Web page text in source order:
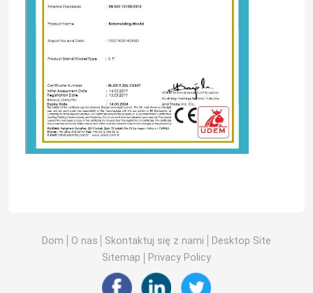
Dom O nas Skontaktuj się z nami
Desktop Site
Sitemap
Privacy Policy